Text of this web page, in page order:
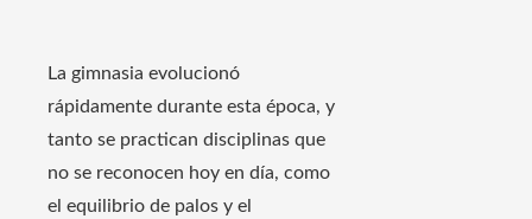
La gimnasia evolucionó
rápidamente durante esta época, y
tanto se practican disciplinas que
no se reconocen hoy en día, como
el equilibrio de palos y el